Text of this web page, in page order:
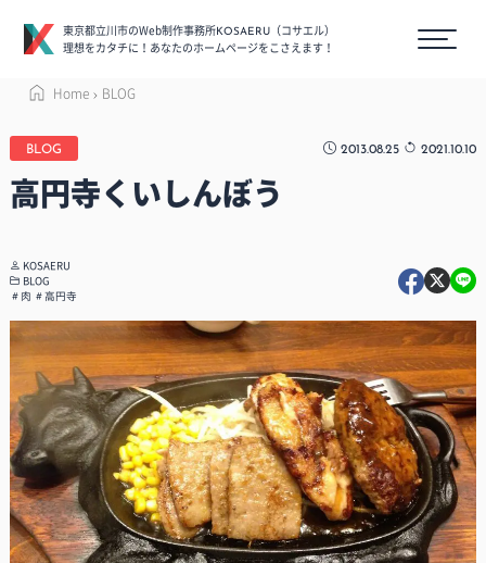
東京都立川市のWeb制作事務所KOSAERU
（コサエル）
理想をカタチに！あなたのホームページをこさえます！
Home BLOG
BLOG 2013.08.25 2021.10.10
高円寺くいしんぼう
KOSAERU
BLOG
肉
高円寺